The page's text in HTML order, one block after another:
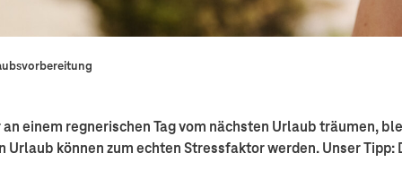
einem regnerischen Tag vom nächsten Urlaub träumen,
können zum echten Stressfaktor werden. Unser Tipp: